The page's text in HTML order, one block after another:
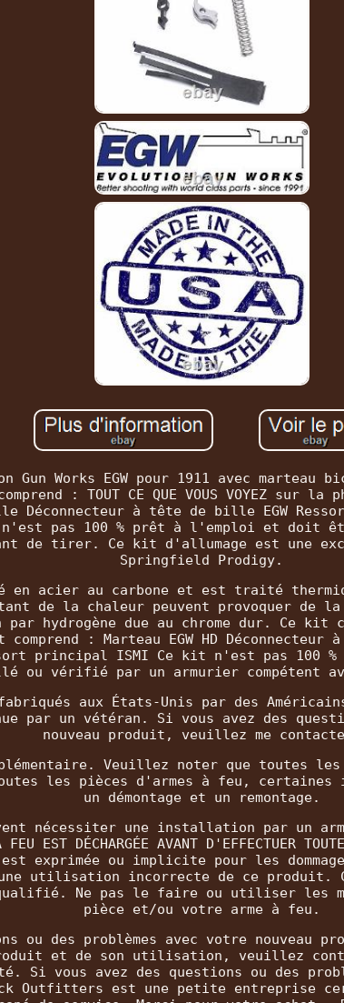
Works EGW pour 1911 avec marteau
: TOUT CE QUE VOUS VOYEZ sur la
Déconnecteur à tête de bille EGW
pas 100 % prêt à l'emploi et doit
de tirer. Ce kit d'allumage est une
Springfield Prodigy.
en acier au carbone et est traité
de la chaleur peuvent provoquer de
hydrogène due au chrome dur. Ce kit
comprend : Marteau EGW HD
principal ISMI Ce kit n'est pas 100
ou vérifié par un armurier compétent
aux États-Unis par des
par un vétéran. Si vous avez des
nouveau produit, veuillez me
Veuillez noter que toutes les
les pièces d'armes à feu,
un démontage et un remontage.
nécessiter une installation par un
FEU EST DÉCHARGÉE AVANT D'EFFECTUER
exprimée ou implicite pour les
utilisation incorrecte de ce
Ne pas le faire ou utiliser les
pièce et/ou votre arme à feu.
ou des problèmes avec votre nouveau
et de son utilisation, veuillez
Si vous avez des questions ou des
Outfitters est une petite entreprise